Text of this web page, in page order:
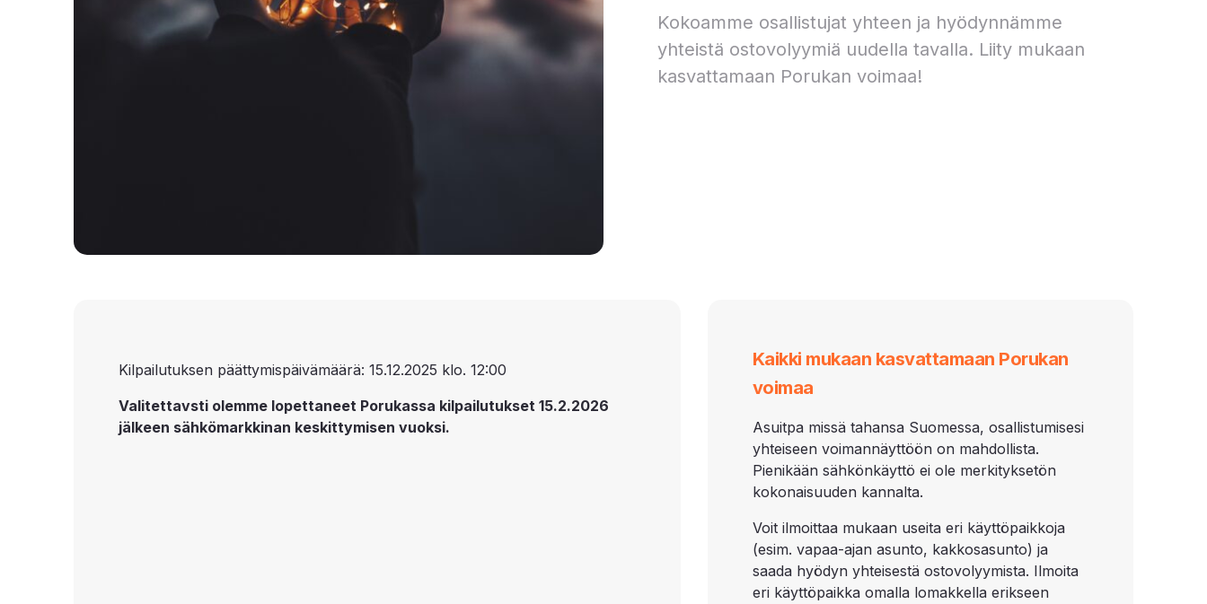
Kokoamme osallistujat yhteen ja hyödynnämme
yhteistä ostovolyymiä uudella tavalla. Liity mukaan
kasvattamaan Porukan voimaa!
Kilpailutuksen päättymispäivämäärä: 15.12.2025 klo. 12:00
Valitettavsti olemme lopettaneet Porukassa kilpailutukset 15.2.2026
jälkeen sähkömarkkinan keskittymisen vuoksi.
Kaikki mukaan kasvattamaan Porukan
voimaa
Asuitpa missä tahansa Suomessa, osallistumisesi
yhteiseen voimannäyttöön on mahdollista.
Pienikään sähkönkäyttö ei ole merkityksetön
kokonaisuuden kannalta.
Voit ilmoittaa mukaan useita eri käyttöpaikkoja
(esim. vapaa-ajan asunto, kakkosasunto) ja
saada hyödyn yhteisestä ostovolyymista. Ilmoita
eri käyttöpaikka omalla lomakkella erikseen